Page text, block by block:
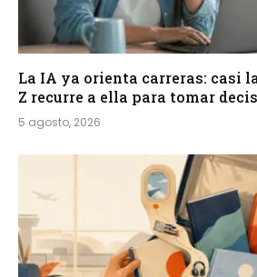
La IA ya orienta carreras: casi
Z recurre a ella para tomar
5 agosto, 2026